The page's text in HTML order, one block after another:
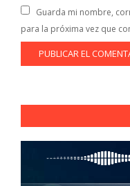
Guarda mi nombre,
para la próxima vez que